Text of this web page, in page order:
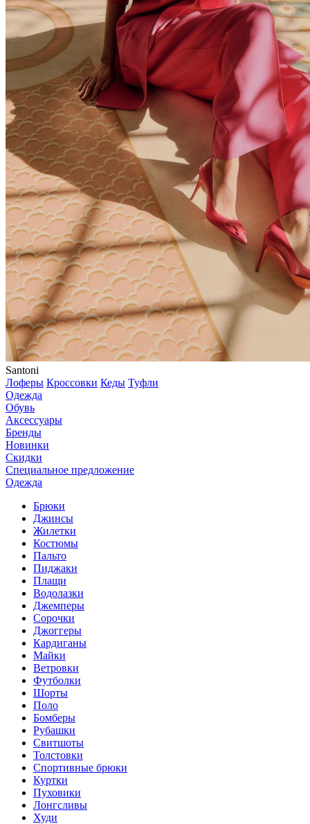
Santoni
Лоферы Кроссовки Кеды Туфли
Одежда
Обувь
Аксессуары
Бренды
Новинки
Скидки
Специальное предложение
Одежда
Брюки
Джинсы
Жилетки
Костюмы
Пальто
Пиджаки
Плащи
Водолазки
Джемперы
Сорочки
Джоггеры
Кардиганы
Майки
Ветровки
Футболки
Шорты
Поло
Бомберы
Рубашки
Свитшоты
Толстовки
Спортивные брюки
Куртки
Пуховики
Лонгсливы
Худи